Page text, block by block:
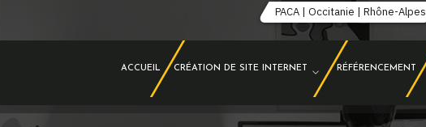
PACA | Occitanie | Rhône-Alpes
ACCUEIL CRÉATION DE SITE INTERNET RÉFÉRENCEMENT